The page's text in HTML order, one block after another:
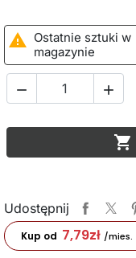

Ostatnie sztuki w
magazynie
 

Udostępnij
Kup od 7,79zł /mies.